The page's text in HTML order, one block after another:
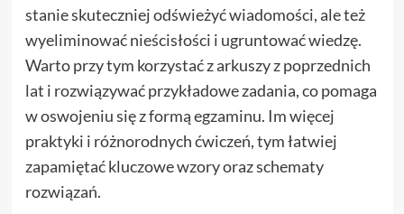
stanie skuteczniej odświeżyć wiadomości, ale też
wyeliminować nieścisłości i ugruntować wiedzę.
Warto przy tym korzystać z arkuszy z poprzednich
lat i rozwiązywać przykładowe zadania, co pomaga
w oswojeniu się z formą egzaminu. Im więcej
praktyki i różnorodnych ćwiczeń, tym łatwiej
zapamiętać kluczowe wzory oraz schematy
rozwiązań.